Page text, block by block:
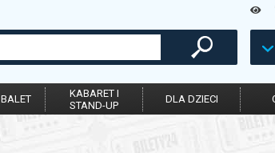
KABARET I
STAND-UP
DLA DZIECI